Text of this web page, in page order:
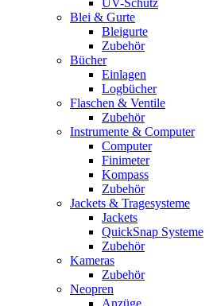
UV-Schutz
Blei & Gurte
Bleigurte
Zubehör
Bücher
Einlagen
Logbücher
Flaschen & Ventile
Zubehör
Instrumente & Computer
Computer
Finimeter
Kompass
Zubehör
Jackets & Tragesysteme
Jackets
QuickSnap Systeme
Zubehör
Kameras
Zubehör
Neopren
Anzüge